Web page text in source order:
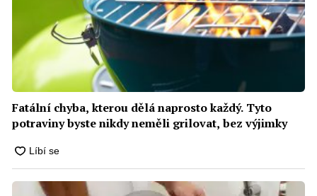
Fatální chyba, kterou dělá naprosto každý. Tyto
potraviny byste nikdy neměli grilovat, bez výjimky